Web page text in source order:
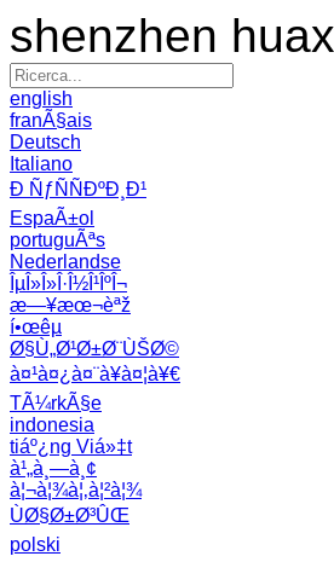
shenzhen
english
franÃ§ais
Deutsch
Italiano
Ð ÑƒÑÑÐºÐ¸Ð¹
EspaÃ±ol
portuguÃªs
Nederlandse
ÎµÎ»Î»Î·Î½Î¹ÎºÎ¬
æ—¥æœ¬èªž
í•œêµ­
Ø§Ù„Ø¹Ø±Ø¨ÙŠØ©
à¤¹à¤¿à¤¨à¥à¤¦à¥€
TÃ¼rkÃ§e
indonesia
tiáº¿ng Viá»‡t
à¹„à¸—à¸¢
à¦¬à¦¾à¦‚à¦²à¦¾
ÙØ§Ø±Ø³ÛŒ
polski